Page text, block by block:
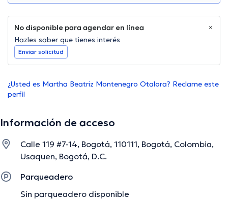
No disponible para agendar en línea
Hazles saber que tienes interés
Enviar solicitud
¿Usted es Martha Beatriz Montenegro Otalora? Reclame este
perfil
Información de acceso
Calle 119 #7-14, Bogotá, 110111, Bogotá, Colombia,
Usaquen, Bogotá, D.C.
Parqueadero
Sin parqueadero disponible